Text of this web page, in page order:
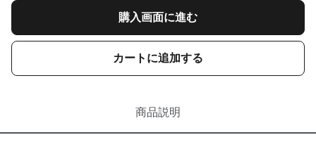
購入画面に進む
カートに追加する
商品説明